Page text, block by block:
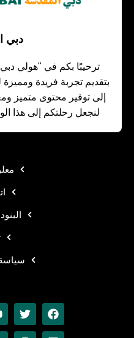
دبي
ترحيبًا بكم في "هولي
بتقديم تجربة فريدة ومميزة
إلى توفير محتوى متميز
لنجعل رحلتكم إلى هذا